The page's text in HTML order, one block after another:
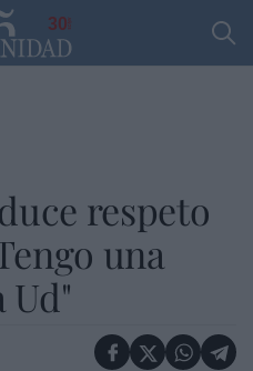
30
respeto
una